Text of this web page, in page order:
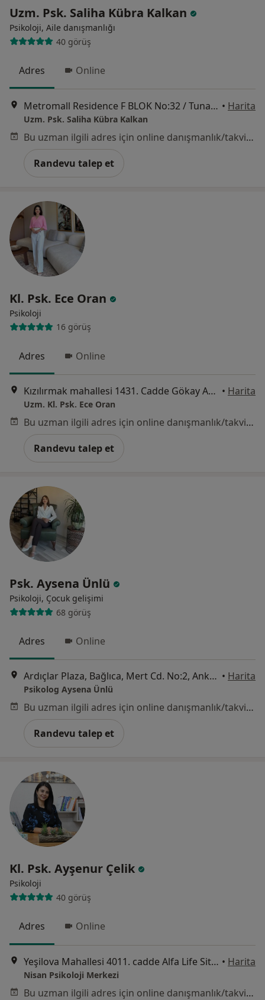
Uzm. Psk. Saliha Kübra Kalkan
Psikoloji, Aile danışmanlığı
40 görüş
Adres Online
Metromall Residence F BLOK No:32 / Tunahan, Dumlupınar 30 Ağustos Cd. No:2/A, 06824 Etimesgut/Ankara, Ankara • Harita
Uzm. Psk. Saliha Kübra Kalkan
Bu uzman ilgili adres için online danışmanlık/takvim sunmuyor.
Randevu talep et
Kl. Psk. Ece Oran
Psikoloji
16 görüş
Adres Online
Kızılırmak mahallesi 1431. Cadde Gökay Apartmanı No 31/29, Ankara • Harita
Uzm. Kl. Psk. Ece Oran
Bu uzman ilgili adres için online danışmanlık/takvim sunmuyor.
Randevu talep et
Psk. Aysena Ünlü
Psikoloji, Çocuk gelişimi
68 görüş
Adres Online
Ardıçlar Plaza, Bağlıca, Mert Cd. No:2, Ankara • Harita
Psikolog Aysena Ünlü
Bu uzman ilgili adres için online danışmanlık/takvim sunmuyor.
Randevu talep et
Kl. Psk. Ayşenur Çelik
Psikoloji
40 görüş
Adres Online
Yeşilova Mahallesi 4011. cadde Alfa Life Sitesi no:12 Daire:4, Ankara • Harita
Nisan Psikoloji Merkezi
Bu uzman ilgili adres için online danışmanlık/takvim sunmuyor.